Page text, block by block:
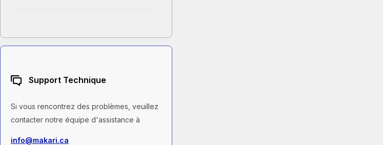
Support Technique
Si vous rencontrez des problèmes, veuillez
contacter notre équipe d'assistance à
info@makari.ca